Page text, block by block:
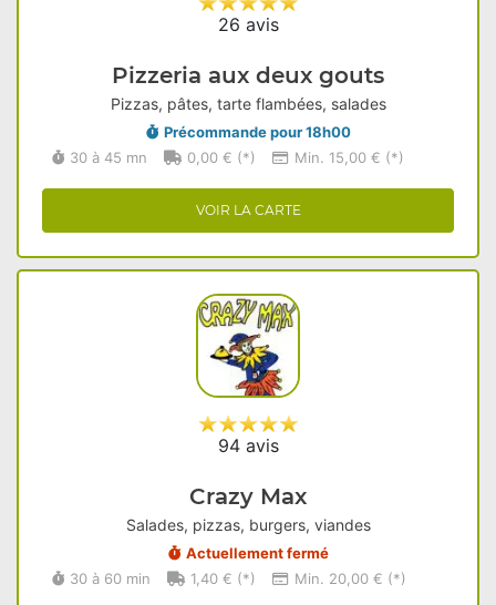
26 avis
Pizzeria aux deux gouts
Pizzas, pâtes, tarte flambées, salades
Précommande pour 18h00
30 à 45 mn
0,00 € (*) Min. 15,00 € (*)
VOIR LA CARTE
94 avis
Crazy Max
Salades, pizzas, burgers, viandes
Actuellement fermé
30 à 60 min
1,40 € (*) Min. 20,00 € (*)